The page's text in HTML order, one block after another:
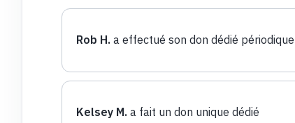
Rob H. a effectué son don dédié périodique
Kelsey M. a fait un don unique dédié